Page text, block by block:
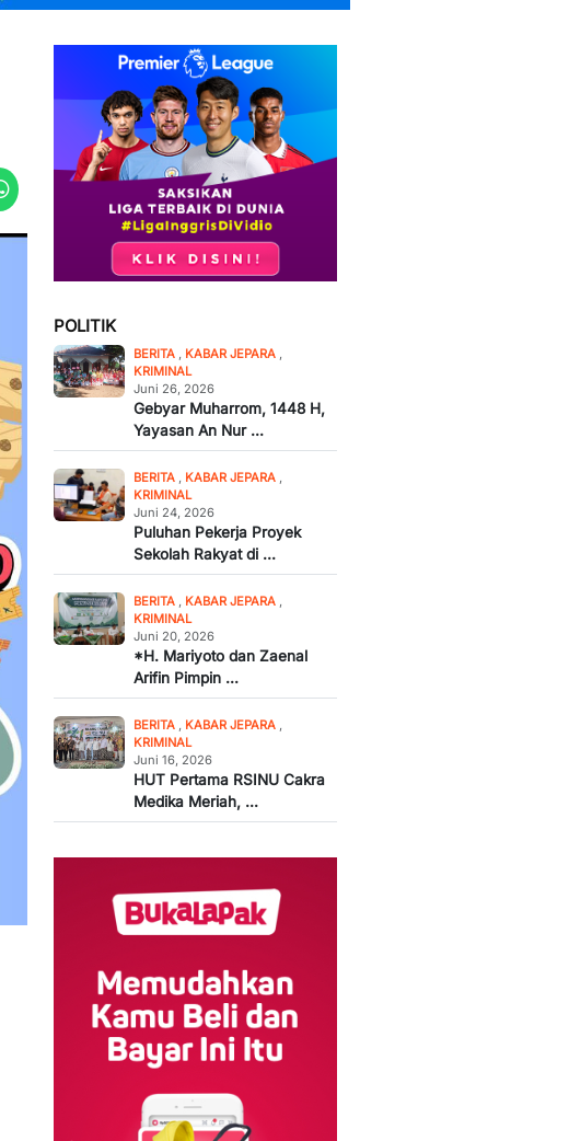
POLITIK
BERITA , KABAR JEPARA ,
KRIMINAL
Juni 26, 2026
Gebyar Muharrom, 1448 H,
Yayasan An Nur ...
BERITA , KABAR JEPARA ,
KRIMINAL
Juni 24, 2026
Puluhan Pekerja Proyek
Sekolah Rakyat di ...
BERITA , KABAR JEPARA ,
KRIMINAL
Juni 20, 2026
*H. Mariyoto dan Zaenal
Arifin Pimpin ...
BERITA , KABAR JEPARA ,
KRIMINAL
Juni 16, 2026
HUT Pertama RSINU Cakra
Medika Meriah, ...